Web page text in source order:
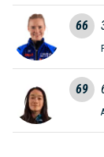
66
69